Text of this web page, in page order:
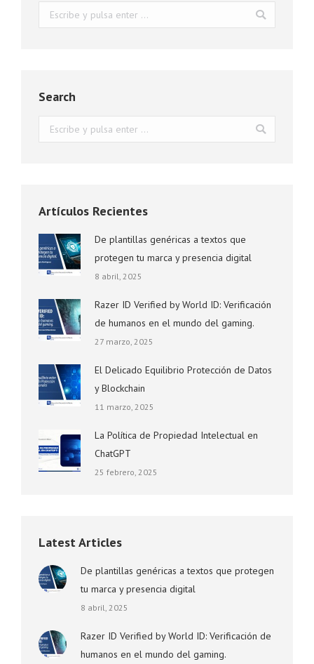
Buscar:
Search
Buscar:
Artículos Recientes
De plantillas genéricas a textos que
protegen tu marca y presencia digital
8 abril, 2025
Razer ID Verified by World ID: Verificación
de humanos en el mundo del gaming.
27 marzo, 2025
El Delicado Equilibrio Protección de Datos
y Blockchain
11 marzo, 2025
La Política de Propiedad Intelectual en
ChatGPT
25 febrero, 2025
Latest Articles
De plantillas genéricas a textos que protegen
tu marca y presencia digital
8 abril, 2025
Razer ID Verified by World ID: Verificación de
humanos en el mundo del gaming.